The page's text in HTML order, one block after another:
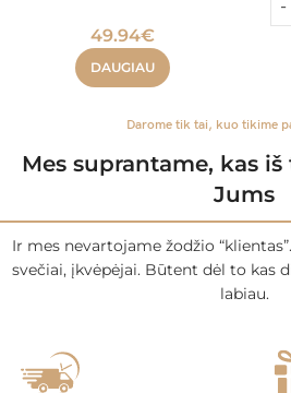
49.94€
DAUGIAU
Darome tik tai, kuo tikime
Mes suprantame, kas
Jums
Ir mes nevartojame žodžio
svečiai, įkvėpėjai. Būtent dėl to kas
labiau.